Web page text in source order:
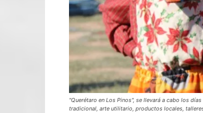
"Querétaro en Los Pinos", se llevará a cabo los
tradicional, arte utilitario, productos locales,